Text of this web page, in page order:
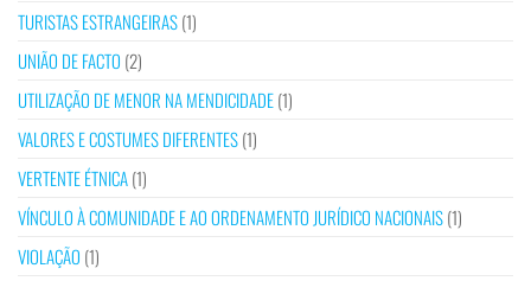
TURISTAS ESTRANGEIRAS(1)
UNIÃO DE FACTO (2)
UTILIZAÇÃO DE MENOR NA MENDICIDADE(1)
VALORES E COSTUMES DIFERENTES(1)
VERTENTE ÉTNICA(1)
VÍNCULO À COMUNIDADE E AO ORDENAMENTO JURÍDICO NACIONAIS(1)
VIOLAÇÃO (1)